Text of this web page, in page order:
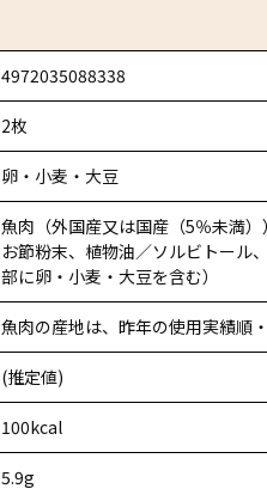
4972035088338
2枚
卵・小麦・大豆
魚肉（外国産又は国産（5％未満
お節粉末、植物油／ソルビトール
部に卵・小麦・大豆を含む）
魚肉の産地は、昨年の使用実績順・
(推定値)
100kcal
5.9g